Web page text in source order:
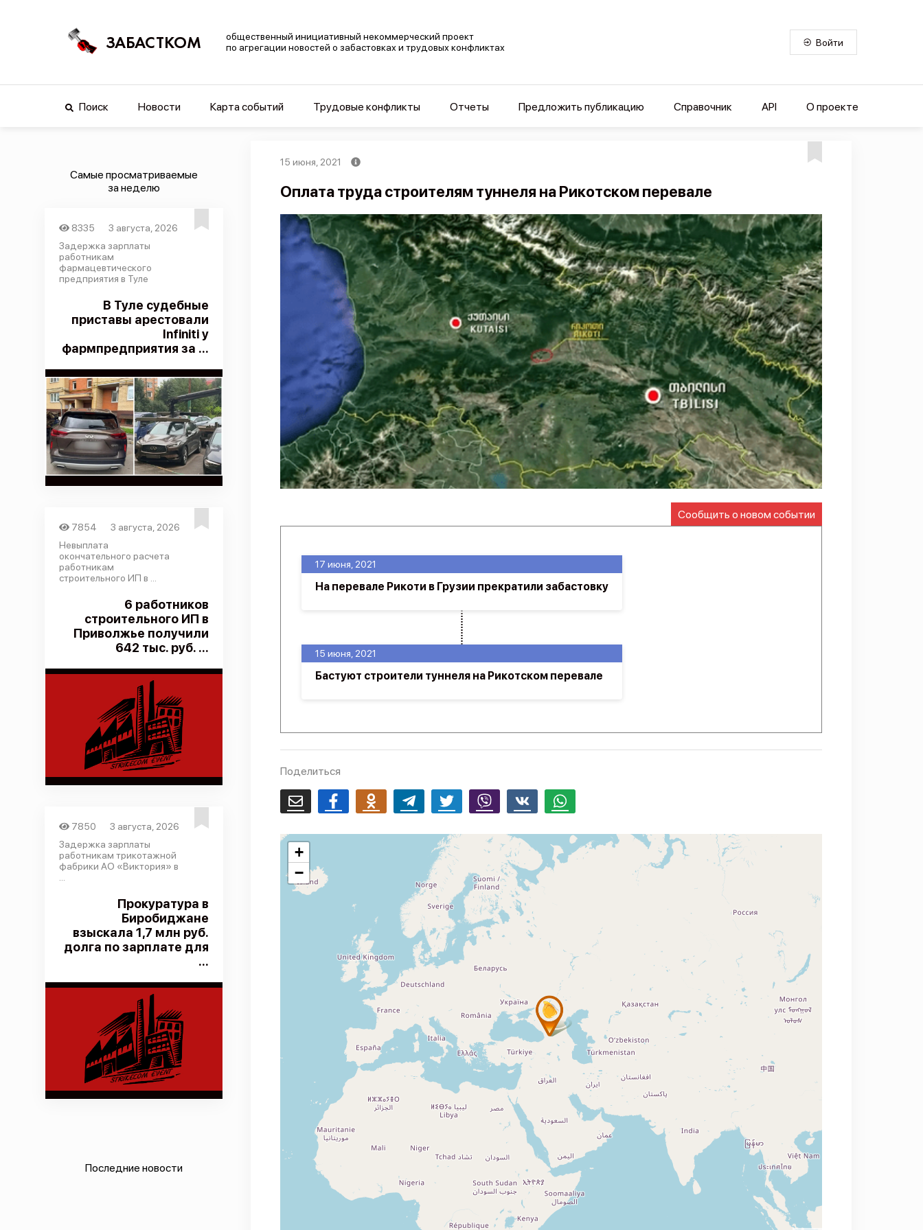
ЗАБАСТКОМ
общественный инициативный некоммерческий проект
по агрегации новостей о забастовках и трудовых конфликтах
Войти
Поиск Новости Карта событий Трудовые конфликты Отчеты Предложить публикацию Справочник API О проекте
Самые просматриваемые
за неделю
8335
3 августа, 2026
Задержка зарплаты
работникам
фармацевтического
предприятия в Туле
В Туле судебные
приставы арестовали
Infiniti у
фармпредприятия за ...
7854
3 августа, 2026
Невыплата
окончательного расчета
работникам
строительного ИП в ...
6 работников
строительного ИП в
Приволжье получили
642 тыс. руб. ...
7850
3 августа, 2026
Задержка зарплаты
работникам трикотажной
фабрики АО «Виктория» в
Прокуратура в
Биробиджане
взыскала 1,7 млн руб.
долга по зарплате для
...
Последние новости
15 июня, 2021
Оплата труда строителям туннеля на Рикотском перевале
Сообщить о новом событии
15 июня, 2021
Бастуют строители туннеля на Рикотском перевале
17 июня, 2021
На перевале Рикоти в Грузии прекратили забастовку
Поделиться
Email FacebookOdnoklassnikiTelegram Twitter Viber Whatsapp
+
−